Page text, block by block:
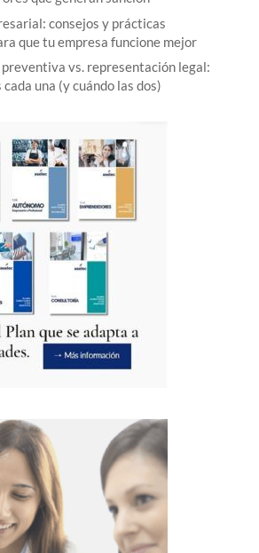
consejos y prácticas
que tu empresa funcione mejor
vs. representación legal:
una (y cuándo las dos)